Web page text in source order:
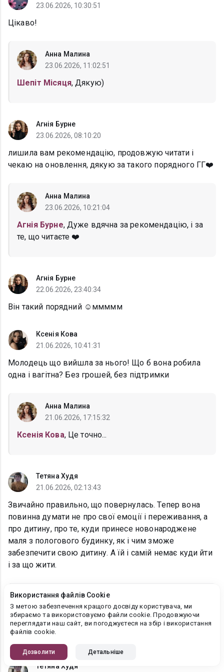
23.06.2026, 10:30:51
Цікаво!
Анна Малина
23.06.2026, 11:02:51
Шепіт Місяця, Дякую)
Агнія Бурне
23.06.2026, 08:10:20
лишила вам рекомендацію, продовжую читати і
чекаю на оновлення, дякую за такого порядного ГГ❤️
Анна Малина
23.06.2026, 10:21:04
Агнія Бурне, Дуже вдячна за рекомендацію, і за
те, що читаєте ❤️
Агнія Бурне
22.06.2026, 23:40:34
Він такий порядний ☺️ммммм
Ксенія Кова
21.06.2026, 10:41:31
Молодець що вийшла за нього! Що б вона робила
одна і вагітна? Без грошей, без підтримки
Анна Малина
21.06.2026, 17:15:32
Ксенія Кова, Це точно...
Тетяна Худя
21.06.2026, 02:13:43
Звичайно правильно, що повернулась. Тепер вона
повинна думати не про свої емоції і переживання, а
про дитину, про те, куди принесе новонароджене
маля з пологового будинку, як і чим зможе
забезпечити свою дитину. А їй і самій немає куди йти
і за що жити.
Анна Малина
21.06.2026, 07:21:19
Тетяна Худя, Так і є...
Тетяна Худя
Використання файлів Cookie
З метою забезпечення кращого досвіду користувача, ми
збираємо та використовуємо файли cookie. Продовжуючи
переглядати наш сайт, ви погоджуєтеся на збір і використання
файлів cookie.
Дозволити Детальніше